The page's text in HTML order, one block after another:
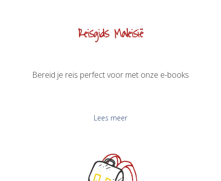
Reisgids Maleisië
Bereid je reis perfect voor met onze e-books
Lees meer